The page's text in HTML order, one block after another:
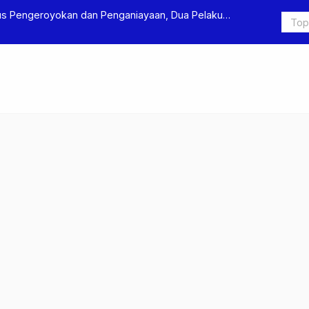
Pengeroyokan dan Penganiayaan, Dua Pelaku
Terkait
Ditjen